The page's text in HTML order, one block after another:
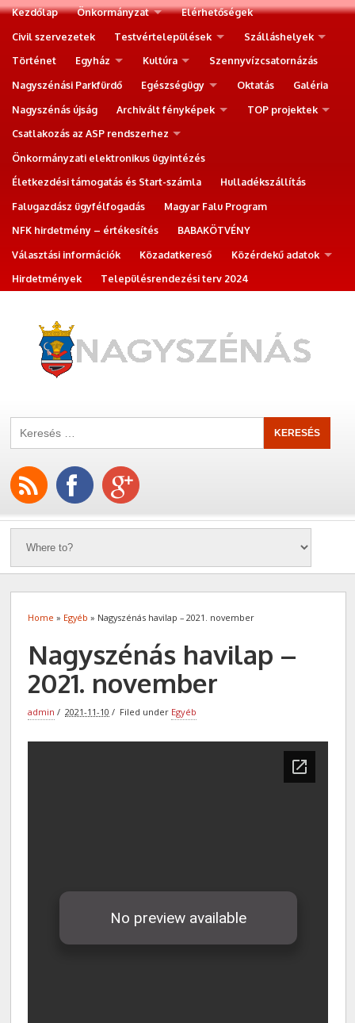
Kezdőlap Önkormányzat
Elérhetőségek
Civil szervezetek
Testvértelepülések
Szálláshelyek
Történet
Egyház Kultúra
Szennyvízcsatornázás
Nagyszénási Parkfürdő
Egészségügy Oktatás
Galéria
Nagyszénás újság
Archivált fényképek
TOP projektek
Csatlakozás az ASP rendszerhez
Önkormányzati elektronikus ügyintézés
Életkezdési támogatás és Start-számla
Hulladékszállítás
Falugazdász ügyfélfogadás
Magyar Falu Program
NFK hirdetmény – értékesítés
BABAKÖTVÉNY
Választási információk
Közadatkereső
Közérdekű adatok
Hirdetmények
Településrendezési terv 2024
Home » Egyéb » Nagyszénás havilap – 2021. november
Nagyszénás havilap –
2021. november
admin 2021-11-10 Filed under Egyéb